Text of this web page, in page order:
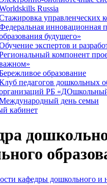
Russia
управленческих
инновационная
будущего»
экспертов и
компонент
образование
педагогов дошкольных
РБ
день семьи
кабинет
кафедры дошкольного и